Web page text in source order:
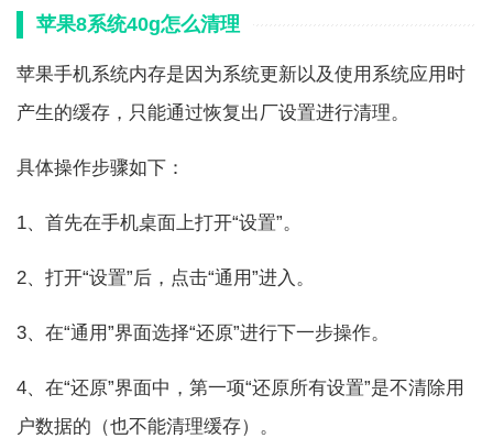
苹果8系统40g怎么清理
苹果手机系统内存是因为系统更新以及使用系统应用时
产生的缓存，只能通过恢复出厂设置进行清理。
具体操作步骤如下：
1、首先在手机桌面上打开“设置”。
2、打开“设置”后，点击“通用”进入。
3、在“通用”界面选择“还原”进行下一步操作。
4、在“还原”界面中，第一项“还原所有设置”是不清除用
户数据的（也不能清理缓存）。